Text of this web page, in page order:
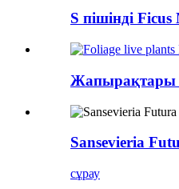
S пішінді
Жапырақтары
Sansevieria
сұрау